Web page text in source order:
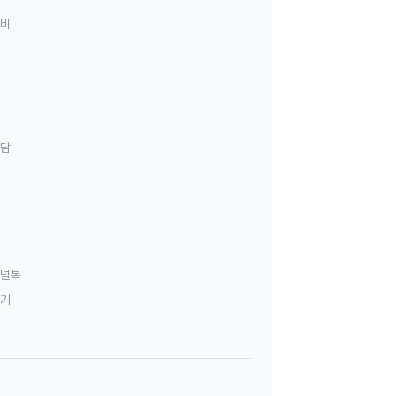
톡